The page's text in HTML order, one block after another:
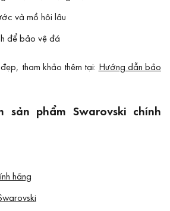
và mồ hôi lâu
để bảo vệ đá
tham khảo thêm tại: Hướng dẫn bảo
sản phẩm Swarovski chính
hãng